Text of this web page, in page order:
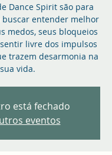
Dance Spirit são para
buscar entender melhor
medos, seus bloqueios
livre dos impulsos
trazem desarmonia na
sua vida.
está fechado
eventos